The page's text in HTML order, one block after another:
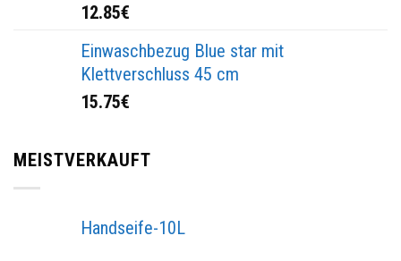
12.85€
Einwaschbezug Blue star mit
Klettverschluss 45 cm
15.75€
MEISTVERKAUFT
Handseife-10L